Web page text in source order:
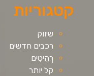
קטגוריות
שיווק
רכבים חדשים
רְהִיטִים
קל יותר